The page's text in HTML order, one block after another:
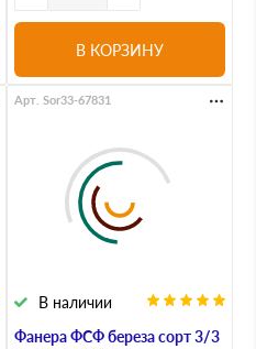
В КОРЗИНУ
Фанера ФСФ береза сорт 3/3
В наличии
Арт. Sor33-67831